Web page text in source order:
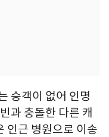
승객이 없어 인명
과 충돌한 다른 캐
인근 병원으로 이송